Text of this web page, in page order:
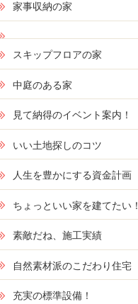
家事収納の家
スキップフロアの家
中庭のある家
見て納得のイベント案内！
いい土地探しのコツ
人生を豊かにする資金計画
ちょっといい家を建てたい！
素敵だね、施工実績
自然素材派のこだわり住宅
充実の標準設備！